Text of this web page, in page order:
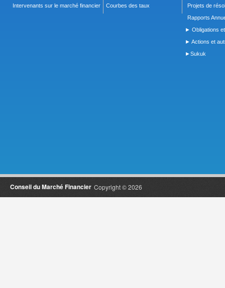
Intervenants sur le marché financier
Courbes des taux
Projets de
Rapports
► Obligations
► Actions et
►Sukuk
Copyright © 2026
Conseil du Marché Financier